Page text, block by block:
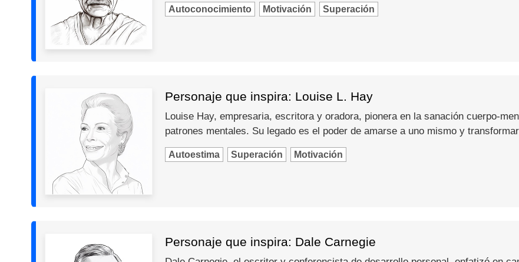
Autoconocimiento Motivación Superación
Personaje que inspira: Louise L. Hay
Louise Hay, empresaria, escritora y oradora, pionera en la sanación cuerpo-
patrones mentales. Su legado es el poder de amarse a uno mismo y
Autoestima Superación Motivación
Personaje que inspira: Dale Carnegie